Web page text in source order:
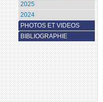
2025
2024
PHOTOS ET VIDEOS
BIBLIOGRAPHIE